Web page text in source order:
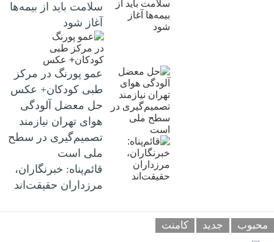
سلامت باید از بیمه‌ها
آغاز شود
عمو پورنگ در مرکز
طبی کودکان+ عکس
حل معضل آلودگی
هوای تهران نیازمند
تصمیم‌گیری در سطح
ملی است
قائم‌پناه: ‏خبرنگاران،
مرزداران حقیقت‌اند
محبوب جدید کامنت